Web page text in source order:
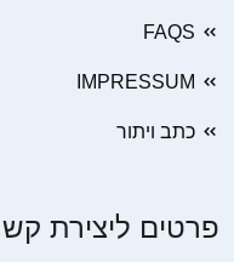
FAQS
IMPRESSUM
כתב ויתור
פרטים ליצירת